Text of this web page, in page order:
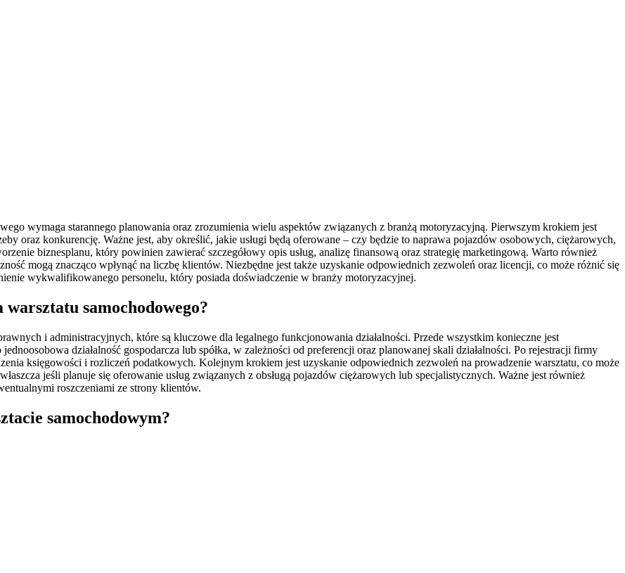
wymaga starannego planowania oraz zrozumienia wielu aspektów związanych z branżą motoryzacyjną. Pierwszym krokiem jest
oraz konkurencję. Ważne jest, aby określić, jakie usługi będą oferowane – czy będzie to naprawa pojazdów osobowych, ciężarowych,
biznesplanu, który powinien zawierać szczegółowy opis usług, analizę finansową oraz strategię marketingową. Warto również
mogą znacząco wpłynąć na liczbę klientów. Niezbędne jest także uzyskanie odpowiednich zezwoleń oraz licencji, co może różnić się
wykwalifikowanego personelu, który posiada doświadczenie w branży motoryzacyjnej.
warsztatu samochodowego?
i administracyjnych, które są kluczowe dla legalnego funkcjonowania działalności. Przede wszystkim konieczne jest
działalność gospodarcza lub spółka, w zależności od preferencji oraz planowanej skali działalności. Po rejestracji firmy
księgowości i rozliczeń podatkowych. Kolejnym krokiem jest uzyskanie odpowiednich zezwoleń na prowadzenie warsztatu, co może
jeśli planuje się oferowanie usług związanych z obsługą pojazdów ciężarowych lub specjalistycznych. Ważne jest również
roszczeniami ze strony klientów.
samochodowym?